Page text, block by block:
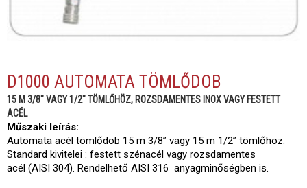
D1000 AUTOMATA TÖMLŐDOB
15 M 3/8" VAGY 1/2" TÖMLŐHÖZ, ROZSDAMENTES INOX VAGY FESTETT
ACÉL
Műszaki leírás:
Automata acél tömlődob 15 m 3/8” vagy 15 m 1/2” tömlőhöz.
Standard kivitelei : festett szénacél vagy rozsdamentes
acél (AISI 304). Rendelhető AISI 316 anyagminőségben is.